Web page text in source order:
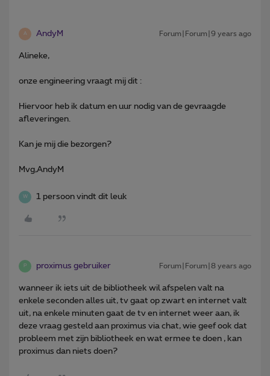
A AndyM Forum|Forum|9 years ago
Alineke,
onze engineering vraagt mij dit :
Hiervoor heb ik datum en uur nodig van de gevraagde
afleveringen.
Kan je mij die bezorgen?
Mvg,AndyM
W 1 persoon vindt dit leuk
P proximus gebruiker Forum|Forum|8 years ago
wanneer ik iets uit de bibliotheek wil afspelen valt na
enkele seconden alles uit, tv gaat op zwart en internet valt
uit, na enkele minuten gaat de tv en internet weer aan, ik
deze vraag gesteld aan proximus via chat, wie geef ook dat
probleem met zijn bibliotheek en wat ermee te doen , kan
proximus dan niets doen?